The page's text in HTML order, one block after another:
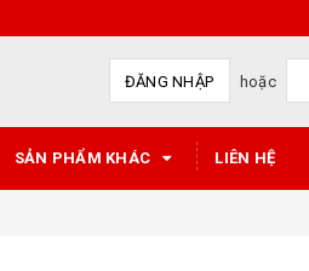
ĐĂNG NHẬP hoặc
SẢN PHẨM KHÁC LIÊN HỆ